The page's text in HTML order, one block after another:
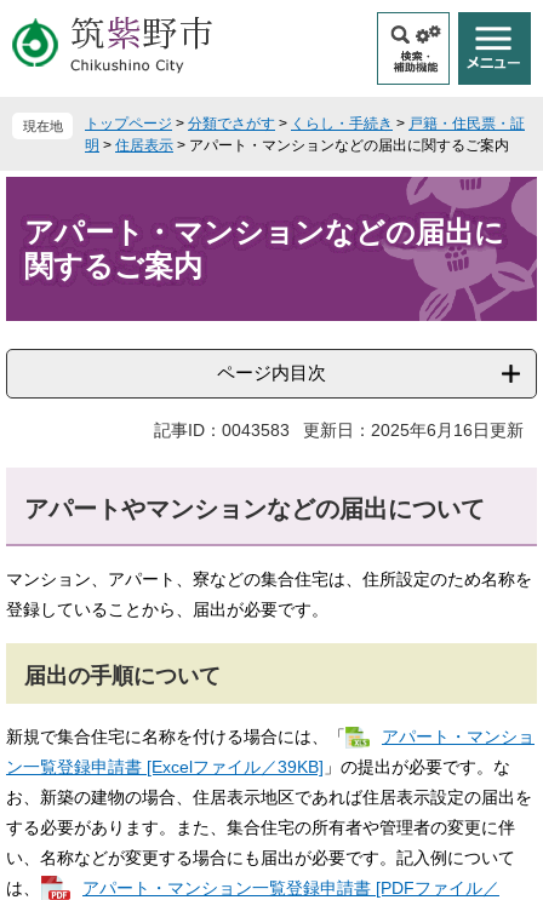
ー
ジ
ニ
ュ
現在地 トップページ > 分類でさがす > くらし・手続き > 戸籍・住民票・証
明 > 住居表示 > アパート・マンションなどの届出に関するご案内
アパート・マンションなどの届出に
関するご案内
ページ内目次
記事ID：0043583 更新日：2025年6月16日更新
アパートやマンションなどの届出について
マンション、アパート、寮などの集合住宅は、住所設定のため名称を
登録していることから、届出が必要です。
届出の手順について
新規で集合住宅に名称を付ける場合には、「
アパート・マンショ
ン一覧登録申請書 [Excelファイル／39KB] 」の提出が必要です。な
お、新築の建物の場合、住居表示地区であれば住居表示設定の届出を
する必要があります。また、集合住宅の所有者や管理者の変更に伴
い、名称などが変更する場合にも届出が必要です。記入例について
は、
アパート・マンション一覧登録申請書 [PDFファイル／